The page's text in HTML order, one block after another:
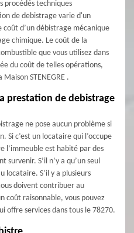
procédés techniques
de debistrage varie d'un
d’un débistrage mécanique
chimique. Le coût de la
que vous utilisez dans
du coût de telles opérations,
STENEGRE .
prestation de debistrage
ne pose aucun problème si
Si c’est un locataire qui l’occupe
l’immeuble est habité par des
S’il n’y a qu’un seul
locataire. S’il y a plusieurs
doivent contribuer au
coût raisonnable, vous pouvez
offre services dans tous le 78270.